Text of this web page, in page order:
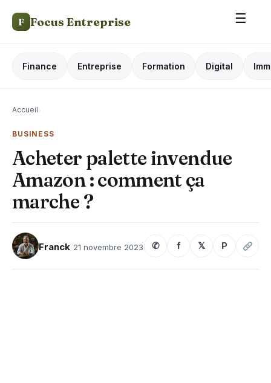
F Focus Entreprise ☰
Finance Entreprise Formation Digital
Accueil›
BUSINESS
Acheter palette invendue
Amazon : comment ça
marche ?
Franck 21 novembre 2023 ✆ f 𝕏 P